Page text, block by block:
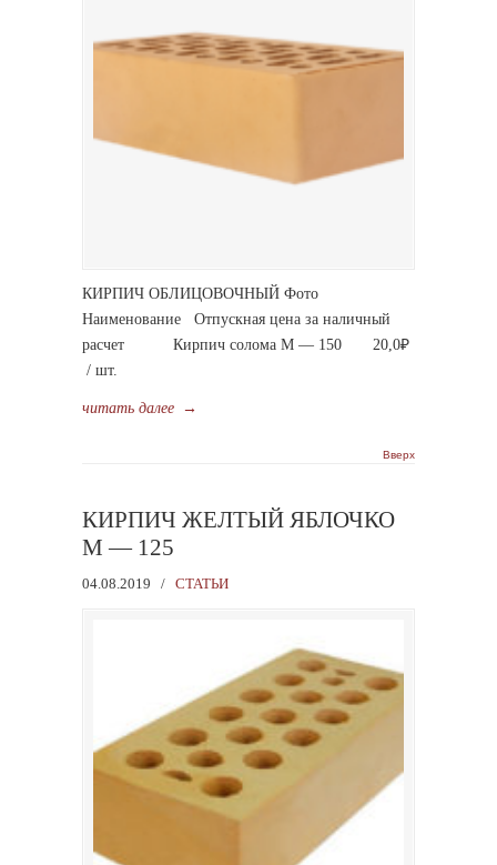
КИРПИЧ ОБЛИЦОВОЧНЫЙ Фото
Наименование Отпускная цена за наличный
расчет Кирпич солома М — 150 20,0₽
/ шт.
читать далее →
Вверх
КИРПИЧ ЖЕЛТЫЙ ЯБЛОЧКО
М — 125
04.08.2019 / СТАТЬИ